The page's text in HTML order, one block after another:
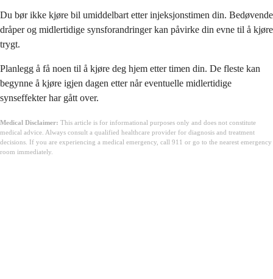
Du bør ikke kjøre bil umiddelbart etter injeksjonstimen din. Bedøvende
dråper og midlertidige synsforandringer kan påvirke din evne til å kjøre
trygt.
Planlegg å få noen til å kjøre deg hjem etter timen din. De fleste kan
begynne å kjøre igjen dagen etter når eventuelle midlertidige
synseffekter har gått over.
Medical Disclaimer: This article is for informational purposes only and does not constitute
medical advice. Always consult a qualified healthcare provider for diagnosis and treatment
decisions. If you are experiencing a medical emergency, call 911 or go to the nearest emergency
room immediately.